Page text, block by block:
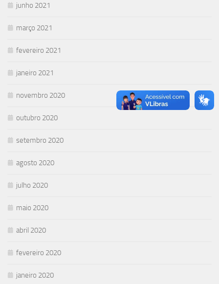
junho 2021
março 2021
fevereiro 2021
janeiro 2021
novembro 2020
outubro 2020
setembro 2020
agosto 2020
julho 2020
maio 2020
abril 2020
fevereiro 2020
janeiro 2020